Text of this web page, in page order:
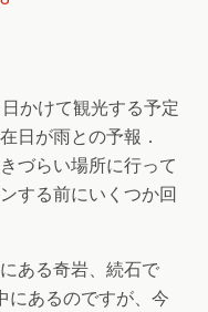
かけて観光する予定
日が雨との予報．
づらい場所に行って
する前にいくつか回
ある奇岩、続石で
にあるのですが、今